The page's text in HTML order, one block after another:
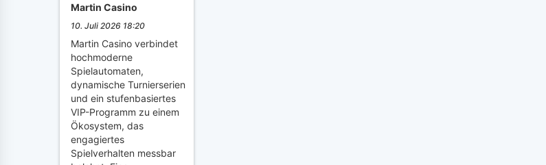
Martin Casino
10. Juli 2026 18:20
Martin Casino verbindet
hochmoderne
Spielautomaten,
dynamische Turnierserien
und ein stufenbasiertes
VIP-Programm zu einem
Ökosystem, das
engagiertes
Spielverhalten messbar